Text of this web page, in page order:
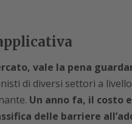
vale la pena
di diversi settori a
Un anno fa, il costo
delle barriere